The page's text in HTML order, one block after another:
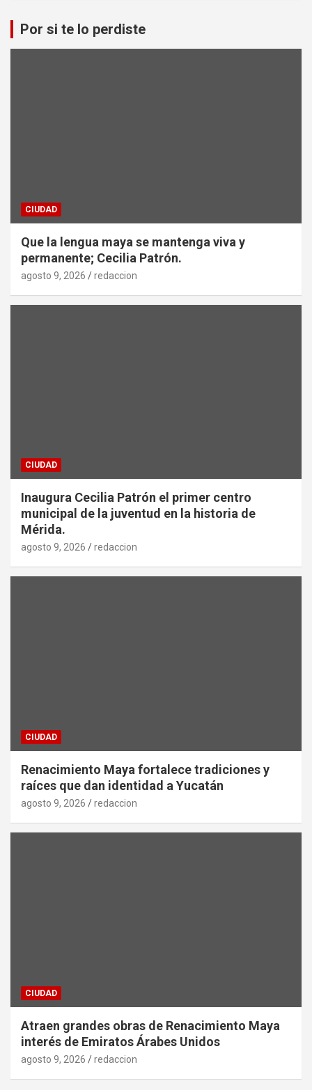
Por si te lo perdiste
CIUDAD
Que la lengua maya se mantenga viva y
permanente; Cecilia Patrón.
agosto 9, 2026 redaccion
CIUDAD
Inaugura Cecilia Patrón el primer centro
municipal de la juventud en la historia de
Mérida.
agosto 9, 2026 redaccion
CIUDAD
Renacimiento Maya fortalece tradiciones y
raíces que dan identidad a Yucatán
agosto 9, 2026 redaccion
CIUDAD
Atraen grandes obras de Renacimiento Maya
interés de Emiratos Árabes Unidos
agosto 9, 2026 redaccion